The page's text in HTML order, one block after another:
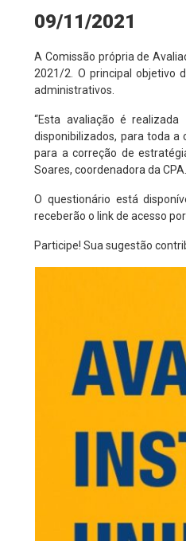
09/11/2021
A Comissão própria de
2021/2. O principal objetivo
administrativos.
“Esta avaliação é
disponibilizados, para toda a
para a correção de
Soares, coordenadora da CPA.
O questionário está
receberão o link de acesso por
Participe! Sua sugestão